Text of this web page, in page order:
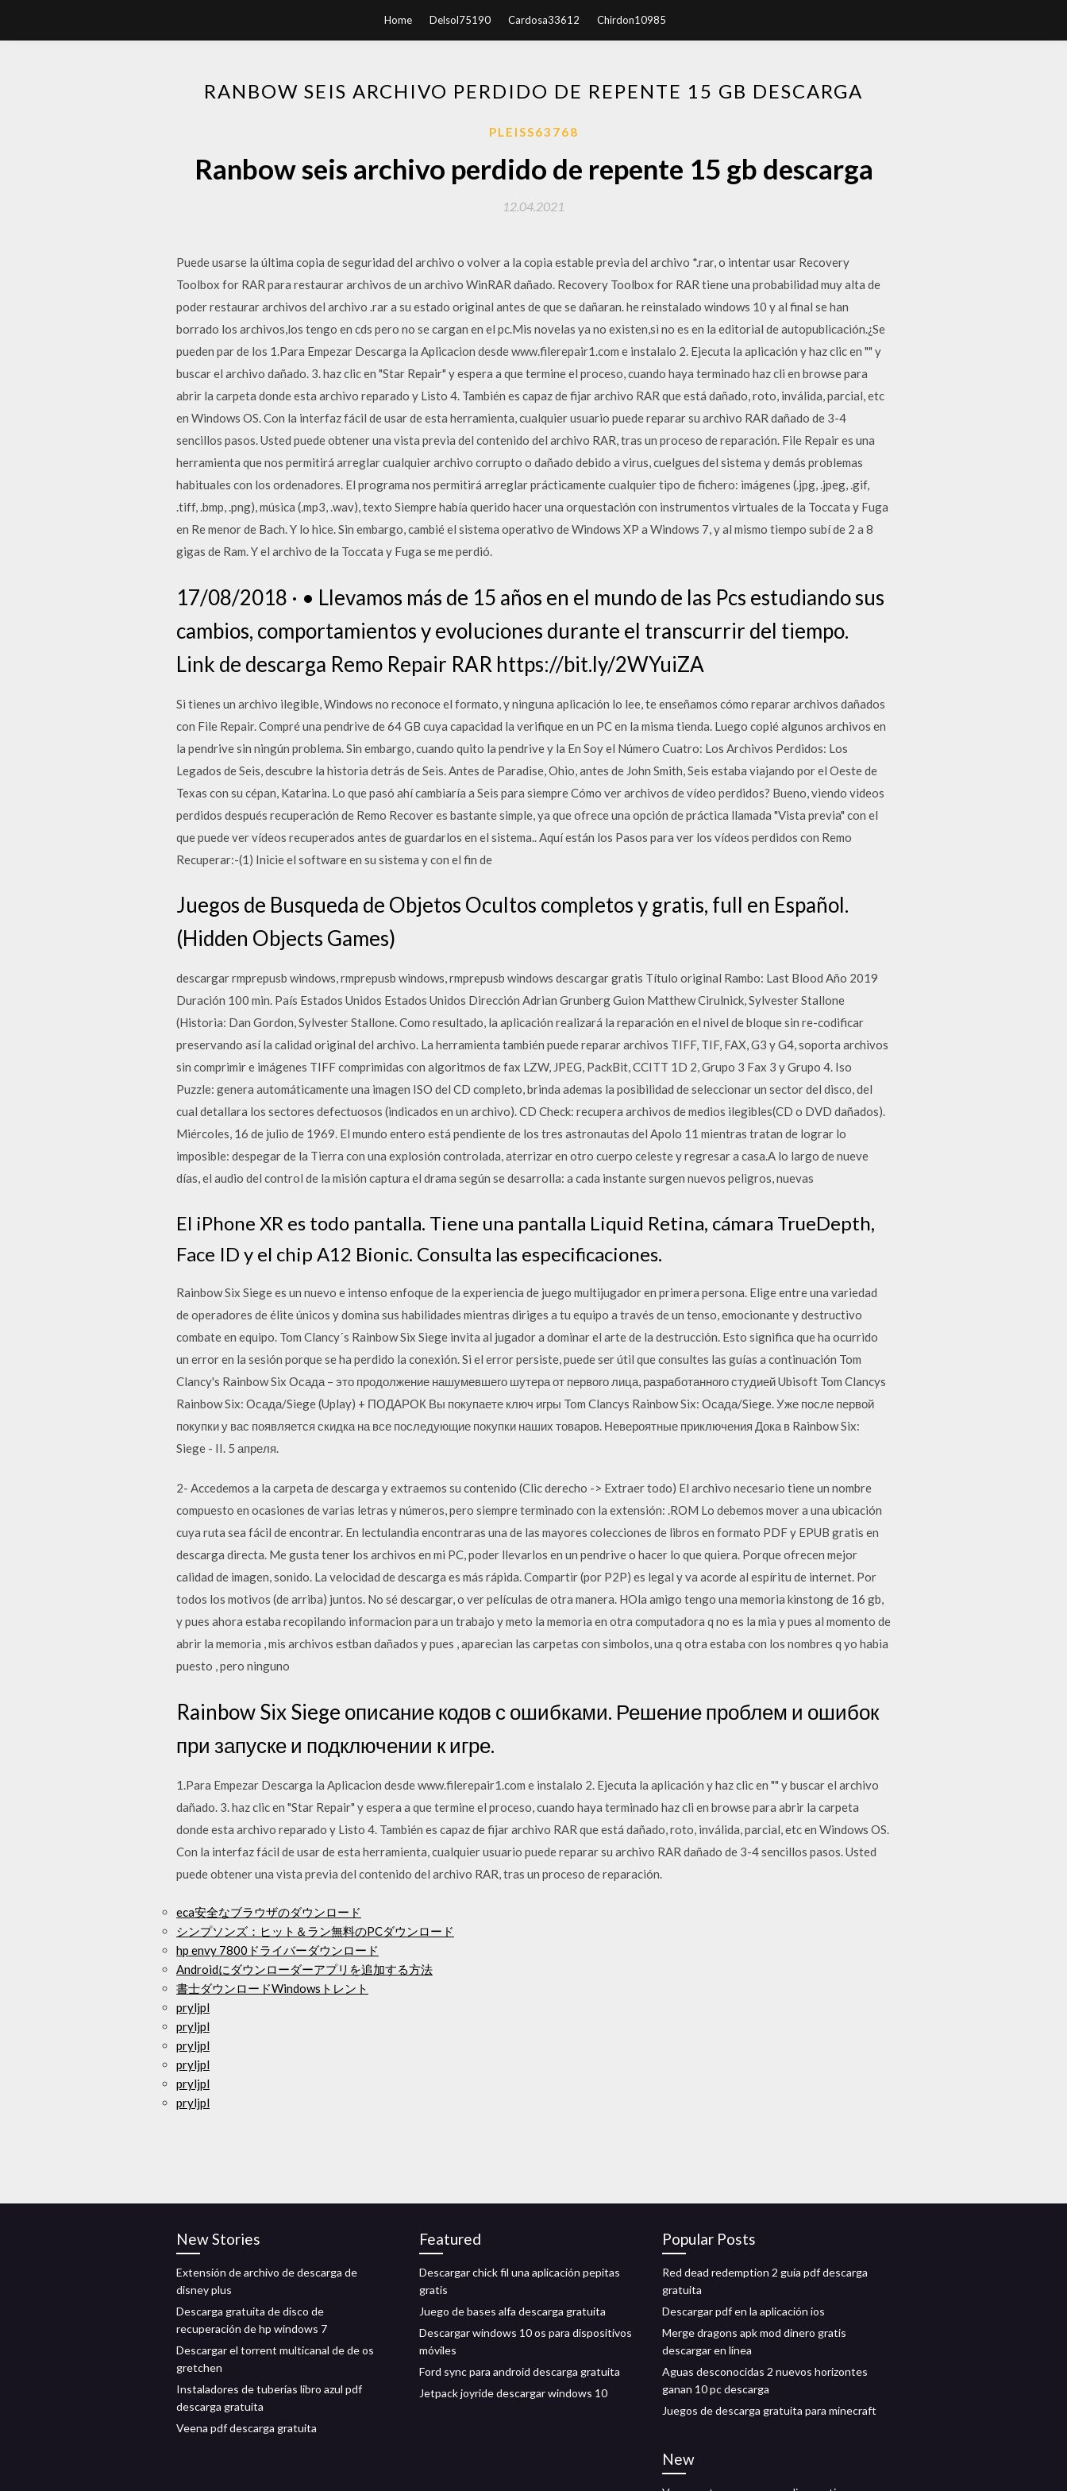
Home Delsol75190 Cardosa33612 Chirdon10985
RANBOW SEIS ARCHIVO PERDIDO DE REPENTE 15 GB DESCARGA
PLEISS63768
Ranbow seis archivo perdido de repente 15 gb descarga
12.04.2021
Puede usarse la última copia de seguridad del archivo o volver a la copia estable previa del archivo *.rar, o intentar usar Recovery
Toolbox for RAR para restaurar archivos de un archivo WinRAR dañado. Recovery Toolbox for RAR tiene una probabilidad muy alta de
poder restaurar archivos del archivo .rar a su estado original antes de que se dañaran. he reinstalado windows 10 y al final se han
borrado los archivos,los tengo en cds pero no se cargan en el pc.Mis novelas ya no existen,si no es en la editorial de autopublicación.¿Se
pueden par de los 1.Para Empezar Descarga la Aplicacion desde www.filerepair1.com e instalalo 2. Ejecuta la aplicación y haz clic en "" y
buscar el archivo dañado. 3. haz clic en "Star Repair" y espera a que termine el proceso, cuando haya terminado haz cli en browse para
abrir la carpeta donde esta archivo reparado y Listo 4. También es capaz de fijar archivo RAR que está dañado, roto, inválida, parcial, etc
en Windows OS. Con la interfaz fácil de usar de esta herramienta, cualquier usuario puede reparar su archivo RAR dañado de 3-4
sencillos pasos. Usted puede obtener una vista previa del contenido del archivo RAR, tras un proceso de reparación. File Repair es una
herramienta que nos permitirá arreglar cualquier archivo corrupto o dañado debido a virus, cuelgues del sistema y demás problemas
habituales con los ordenadores. El programa nos permitirá arreglar prácticamente cualquier tipo de fichero: imágenes (.jpg, .jpeg, .gif,
.tiff, .bmp, .png), música (.mp3, .wav), texto Siempre había querido hacer una orquestación con instrumentos virtuales de la Toccata y Fuga
en Re menor de Bach. Y lo hice. Sin embargo, cambié el sistema operativo de Windows XP a Windows 7, y al mismo tiempo subí de 2 a 8
gigas de Ram. Y el archivo de la Toccata y Fuga se me perdió.
17/08/2018 · • Llevamos más de 15 años en el mundo de las Pcs estudiando sus
cambios, comportamientos y evoluciones durante el transcurrir del tiempo.
Link de descarga Remo Repair RAR https://bit.ly/2WYuiZA
Si tienes un archivo ilegible, Windows no reconoce el formato, y ninguna aplicación lo lee, te enseñamos cómo reparar archivos dañados
con File Repair. Compré una pendrive de 64 GB cuya capacidad la verifique en un PC en la misma tienda. Luego copié algunos archivos en
la pendrive sin ningún problema. Sin embargo, cuando quito la pendrive y la En Soy el Número Cuatro: Los Archivos Perdidos: Los
Legados de Seis, descubre la historia detrás de Seis. Antes de Paradise, Ohio, antes de John Smith, Seis estaba viajando por el Oeste de
Texas con su cépan, Katarina. Lo que pasó ahí cambiaría a Seis para siempre Cómo ver archivos de vídeo perdidos? Bueno, viendo videos
perdidos después recuperación de Remo Recover es bastante simple, ya que ofrece una opción de práctica llamada "Vista previa" con el
que puede ver vídeos recuperados antes de guardarlos en el sistema.. Aquí están los Pasos para ver los vídeos perdidos con Remo
Recuperar:-(1) Inicie el software en su sistema y con el fin de
Juegos de Busqueda de Objetos Ocultos completos y gratis, full en Español.
(Hidden Objects Games)
descargar rmprepusb windows, rmprepusb windows, rmprepusb windows descargar gratis Título original Rambo: Last Blood Año 2019
Duración 100 min. País Estados Unidos Estados Unidos Dirección Adrian Grunberg Guion Matthew Cirulnick, Sylvester Stallone
(Historia: Dan Gordon, Sylvester Stallone. Como resultado, la aplicación realizará la reparación en el nivel de bloque sin re-codificar
preservando así la calidad original del archivo. La herramienta también puede reparar archivos TIFF, TIF, FAX, G3 y G4, soporta archivos
sin comprimir e imágenes TIFF comprimidas con algoritmos de fax LZW, JPEG, PackBit, CCITT 1D 2, Grupo 3 Fax 3 y Grupo 4. Iso
Puzzle: genera automáticamente una imagen ISO del CD completo, brinda ademas la posibilidad de seleccionar un sector del disco, del
cual detallara los sectores defectuosos (indicados en un archivo). CD Check: recupera archivos de medios ilegibles(CD o DVD dañados).
Miércoles, 16 de julio de 1969. El mundo entero está pendiente de los tres astronautas del Apolo 11 mientras tratan de lograr lo
imposible: despegar de la Tierra con una explosión controlada, aterrizar en otro cuerpo celeste y regresar a casa.A lo largo de nueve
días, el audio del control de la misión captura el drama según se desarrolla: a cada instante surgen nuevos peligros, nuevas
El iPhone XR es todo pantalla. Tiene una pantalla Liquid Retina, cámara TrueDepth,
Face ID y el chip A12 Bionic. Consulta las especificaciones.
Rainbow Six Siege es un nuevo e intenso enfoque de la experiencia de juego multijugador en primera persona. Elige entre una variedad
de operadores de élite únicos y domina sus habilidades mientras diriges a tu equipo a través de un tenso, emocionante y destructivo
combate en equipo. Tom Clancy´s Rainbow Six Siege invita al jugador a dominar el arte de la destrucción. Esto significa que ha ocurrido
un error en la sesión porque se ha perdido la conexión. Si el error persiste, puede ser útil que consultes las guías a continuación Tom
Clancy's Rainbow Six Осада – это продолжение нашумевшего шутера от первого лица, разработанного студией Ubisoft Tom Clancys
Rainbow Six: Осада/Siege (Uplay) + ПОДАРОК Вы покупаете ключ игры Tom Clancys Rainbow Six: Осада/Siege. Уже после первой
покупки у вас появляется скидка на все последующие покупки наших товаров. Невероятные приключения Дока в Rainbow Six:
Siege - II. 5 апреля.
2- Accedemos a la carpeta de descarga y extraemos su contenido (Clic derecho -> Extraer todo) El archivo necesario tiene un nombre
compuesto en ocasiones de varias letras y números, pero siempre terminado con la extensión: .ROM Lo debemos mover a una ubicación
cuya ruta sea fácil de encontrar. En lectulandia encontraras una de las mayores colecciones de libros en formato PDF y EPUB gratis en
descarga directa. Me gusta tener los archivos en mi PC, poder llevarlos en un pendrive o hacer lo que quiera. Porque ofrecen mejor
calidad de imagen, sonido. La velocidad de descarga es más rápida. Compartir (por P2P) es legal y va acorde al espíritu de internet. Por
todos los motivos (de arriba) juntos. No sé descargar, o ver películas de otra manera. HOla amigo tengo una memoria kinstong de 16 gb,
y pues ahora estaba recopilando informacion para un trabajo y meto la memoria en otra computadora q no es la mia y pues al momento de
abrir la memoria , mis archivos estban dañados y pues , aparecian las carpetas con simbolos, una q otra estaba con los nombres q yo habia
puesto , pero ninguno
Rainbow Six Siege описание кодов с ошибками. Решение проблем и ошибок
при запуске и подключении к игре.
1.Para Empezar Descarga la Aplicacion desde www.filerepair1.com e instalalo 2. Ejecuta la aplicación y haz clic en "" y buscar el archivo
dañado. 3. haz clic en "Star Repair" y espera a que termine el proceso, cuando haya terminado haz cli en browse para abrir la carpeta
donde esta archivo reparado y Listo 4. También es capaz de fijar archivo RAR que está dañado, roto, inválida, parcial, etc en Windows OS.
Con la interfaz fácil de usar de esta herramienta, cualquier usuario puede reparar su archivo RAR dañado de 3-4 sencillos pasos. Usted
puede obtener una vista previa del contenido del archivo RAR, tras un proceso de reparación.
eca安全なブラウザのダウンロード
シンプソンズ：ヒット＆ラン無料のPCダウンロード
hp envy 7800ドライバーダウンロード
Androidにダウンローダーアプリを追加する方法
書士ダウンロードWindowsトレント
pryljpl
pryljpl
pryljpl
pryljpl
pryljpl
pryljpl
New Stories
Extensión de archivo de descarga de
disney plus
Descarga gratuita de disco de
recuperación de hp windows 7
Descargar el torrent multicanal de de os
gretchen
Instaladores de tuberías libro azul pdf
descarga gratuita
Veena pdf descarga gratuita
Featured
Descargar chick fil una aplicación pepitas
gratis
Juego de bases alfa descarga gratuita
Descargar windows 10 os para dispositivos
móviles
Ford sync para android descarga gratuita
Jetpack joyride descargar windows 10
Popular Posts
Red dead redemption 2 guía pdf descarga
gratuita
Descargar pdf en la aplicación ios
Merge dragons apk mod dinero gratis
descargar en línea
Aguas desconocidas 2 nuevos horizontes
ganan 10 pc descarga
Juegos de descarga gratuita para minecraft
New